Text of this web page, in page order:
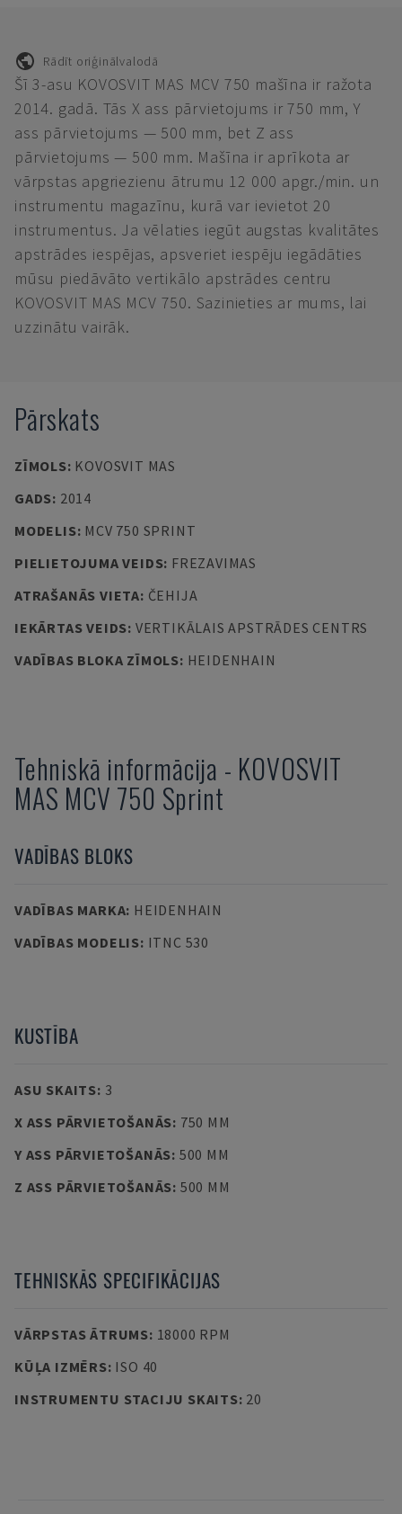
Rādīt oriģinālvalodā
Šī 3-asu KOVOSVIT MAS MCV 750 mašīna ir ražota
2014. gadā. Tās X ass pārvietojums ir 750 mm, Y
ass pārvietojums — 500 mm, bet Z ass
pārvietojums — 500 mm. Mašīna ir aprīkota ar
vārpstas apgriezienu ātrumu 12 000 apgr./min. un
instrumentu magazīnu, kurā var ievietot 20
instrumentus. Ja vēlaties iegūt augstas kvalitātes
apstrādes iespējas, apsveriet iespēju iegādāties
mūsu piedāvāto vertikālo apstrādes centru
KOVOSVIT MAS MCV 750. Sazinieties ar mums, lai
uzzinātu vairāk.
Pārskats
ZĪMOLS: KOVOSVIT MAS
GADS: 2014
MODELIS: MCV 750 SPRINT
PIELIETOJUMA VEIDS: FREZAVIMAS
ATRAŠANĀS VIETA: ČEHIJA
IEKĀRTAS VEIDS: VERTIKĀLAIS APSTRĀDES CENTRS
VADĪBAS BLOKA ZĪMOLS: HEIDENHAIN
Tehniskā informācija - KOVOSVIT
MAS MCV 750 Sprint
VADĪBAS BLOKS
VADĪBAS MARKA: HEIDENHAIN
VADĪBAS MODELIS: ITNC 530
KUSTĪBA
ASU SKAITS: 3
X ASS PĀRVIETOŠANĀS: 750 MM
Y ASS PĀRVIETOŠANĀS: 500 MM
Z ASS PĀRVIETOŠANĀS: 500 MM
TEHNISKĀS SPECIFIKĀCIJAS
VĀRPSTAS ĀTRUMS: 18000 RPM
KŪĻA IZMĒRS: ISO 40
INSTRUMENTU STACIJU SKAITS: 20